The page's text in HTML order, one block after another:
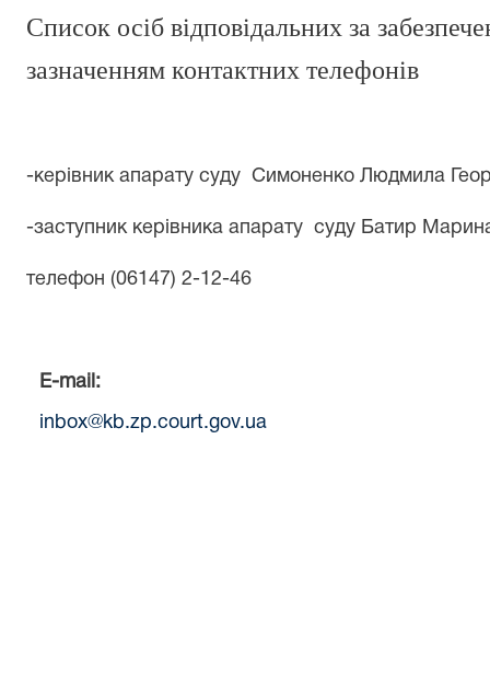
Список осіб відповідальних за
зазначенням контактних телефонів
-керівник апарату суду Симоненко Людмила
-заступник керівника апарату суду Батир
телефон (06147) 2-12-46
E-mail:
inbox@kb.zp.court.gov.ua